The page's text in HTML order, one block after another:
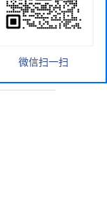
微信扫一扫